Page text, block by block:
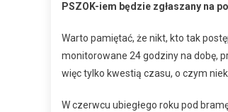
PSZOK-iem będzie zgłaszany na
Warto pamiętać, że nikt, kto tak
monitorowane 24 godziny na dobę,
więc tylko kwestią czasu, o czym
W czerwcu ubiegłego roku pod